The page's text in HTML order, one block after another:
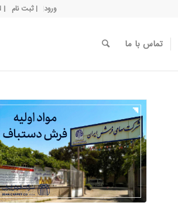
ورود | ثبت نام | EN
تماس با ما